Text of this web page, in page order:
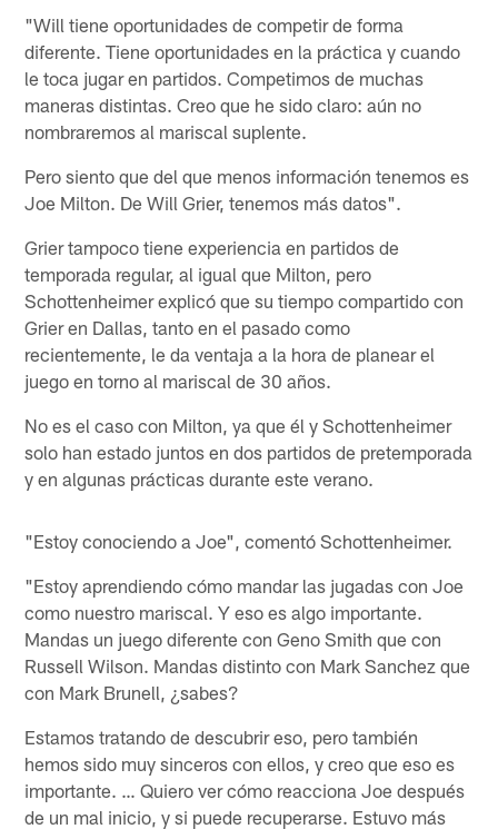
"Will tiene oportunidades de competir de forma
diferente. Tiene oportunidades en la práctica y cuando
le toca jugar en partidos. Competimos de muchas
maneras distintas. Creo que he sido claro: aún no
nombraremos al mariscal suplente.
Pero siento que del que menos información tenemos es
Joe Milton. De Will Grier, tenemos más datos".
Grier tampoco tiene experiencia en partidos de
temporada regular, al igual que Milton, pero
Schottenheimer explicó que su tiempo compartido con
Grier en Dallas, tanto en el pasado como
recientemente, le da ventaja a la hora de planear el
juego en torno al mariscal de 30 años.
No es el caso con Milton, ya que él y Schottenheimer
solo han estado juntos en dos partidos de pretemporada
y en algunas prácticas durante este verano.
"Estoy conociendo a Joe", comentó Schottenheimer.
"Estoy aprendiendo cómo mandar las jugadas con Joe
como nuestro mariscal. Y eso es algo importante.
Mandas un juego diferente con Geno Smith que con
Russell Wilson. Mandas distinto con Mark Sanchez que
con Mark Brunell, ¿sabes?
Estamos tratando de descubrir eso, pero también
hemos sido muy sinceros con ellos, y creo que eso es
importante. … Quiero ver cómo reacciona Joe después
de un mal inicio, y si puede recuperarse. Estuvo más